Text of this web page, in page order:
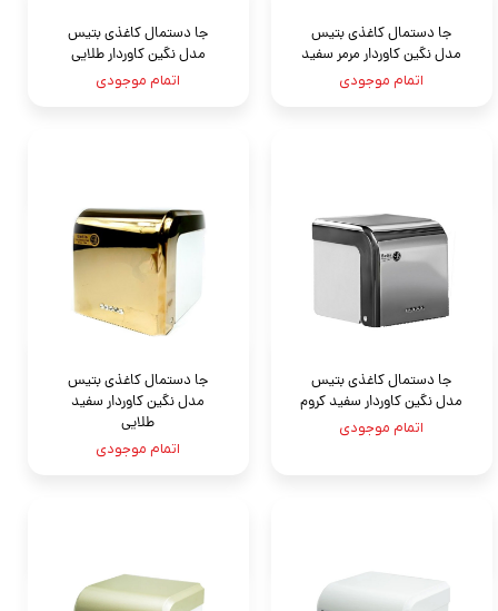
جا دستمال کاغذی بتیس
مدل نگین کاوردار مرمر سفید
اتمام موجودی
جا دستمال کاغذی بتیس
مدل نگين کاوردار طلایی
اتمام موجودی
جا دستمال کاغذی بتیس
مدل نگين کاوردار سفيد کروم
اتمام موجودی
جا دستمال کاغذی بتیس
مدل نگين کاوردار سفيد
طلايى
اتمام موجودی